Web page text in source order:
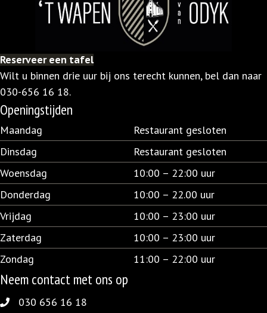
Reserveer een tafel
Wilt u binnen drie uur bij ons terecht kunnen, bel dan naar
030-656 16 18.
Openingstijden
Maandag
Restaurant gesloten
Dinsdag
Restaurant gesloten
Woensdag
10:00 – 22:00 uur
Donderdag
10:00 – 22.00 uur
Vrijdag
10:00 – 23:00 uur
Zaterdag
10:00 – 23:00 uur
Zondag
11:00 – 22:00 uur
Neem contact met ons op
030 656 16 18
030 656 16 18